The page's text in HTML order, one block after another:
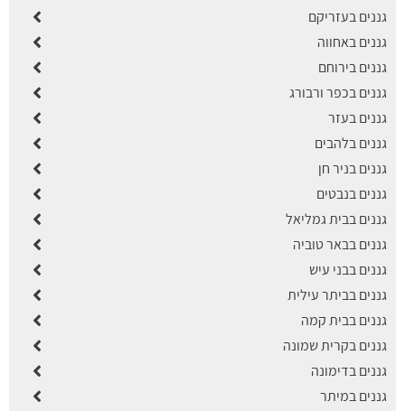
גננים בעזריקם
גננים באחווה
גננים בירוחם
גננים בכפר ורבורג
גננים בעזר
גננים בלהבים
גננים בניר חן
גננים בנבטים
גננים בבית גמליאל
גננים בבאר טוביה
גננים בבני עיש
גננים בביתר עילית
גננים בבית קמה
גננים בקרית שמונה
גננים בדימונה
גננים במיתר